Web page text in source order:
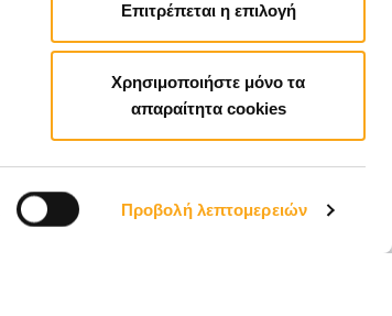
Προβολή λεπτομερειών
Επιτρέπεται η επιλογή
Χρησιμοποιήστε μόνο τα
απαραίτητα cookies
EL